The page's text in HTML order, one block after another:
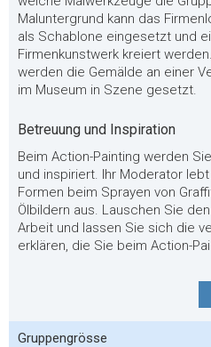
Maluntergrund kann das
als Schablone eingesetzt und
Firmenkunstwerk kreiert
werden die Gemälde an einer
im Museum in Szene gesetzt.
Betreuung und Inspiration
Beim Action-Painting werden
und inspiriert. Ihr Moderator
Formen beim Sprayen von
Ölbildern aus. Lauschen Sie
Arbeit und lassen Sie sich die
erklären, die Sie beim Action-
Gruppengrösse